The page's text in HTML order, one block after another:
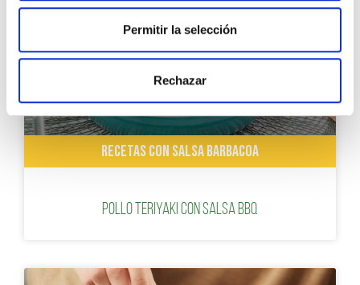
Permitir la selección
Rechazar
RECETAS CON SALSA BARBACOA
Pollo Teriyaki con Salsa BBQ